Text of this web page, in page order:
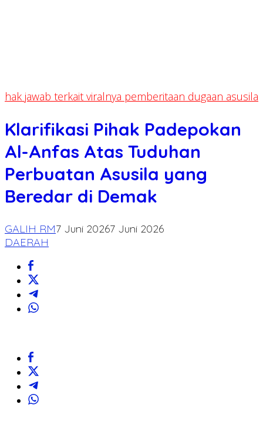
hak jawab terkait viralnya pemberitaan dugaan asusila
Klarifikasi Pihak Padepokan
Al-Anfas Atas Tuduhan
Perbuatan Asusila yang
Beredar di Demak
GALIH RM7 Juni 20267 Juni 2026
DAERAH